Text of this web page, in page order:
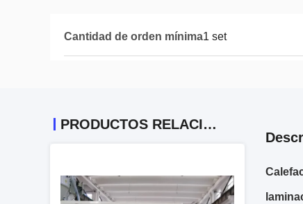
Cantidad de orden mínima1 set
PRODUCTOS RELACIONADOS